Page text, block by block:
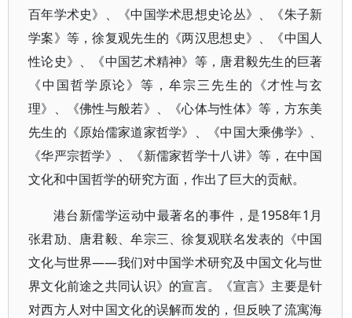
百年学术史》、《中国学术思想史论丛》、《朱子新
学案》等，徐复观先生的《两汉思想史》、《中国人
性论史》、《中国艺术精神》等，唐君毅先生的巨著
《中国哲学原论》等，牟宗三先生的《才性与玄
理》、《佛性与般若》、《心体与性体》等，方东美
先生的《原始儒家道家哲学》、《中国大乘佛学》、
《华严宗哲学》、《新儒家哲学十八讲》等，在中国
文化和中国哲学的研究方面，作出了巨大的贡献。
港台新儒学运动中最著名的事件，是1958年1月
张君劢、唐君毅、牟宗三、徐复观联名发表的《中国
文化与世界——我们对中国学术研究及中国文化与世
界文化前途之共同认识》的宣言。《宣言》主要是针
对西方人对中国文化的误解而发的，但反映了流寓海